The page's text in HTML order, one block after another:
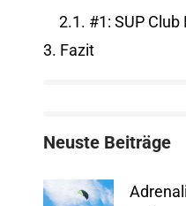
2.1. #1: SUP Club
3. Fazit
Neuste Beiträge